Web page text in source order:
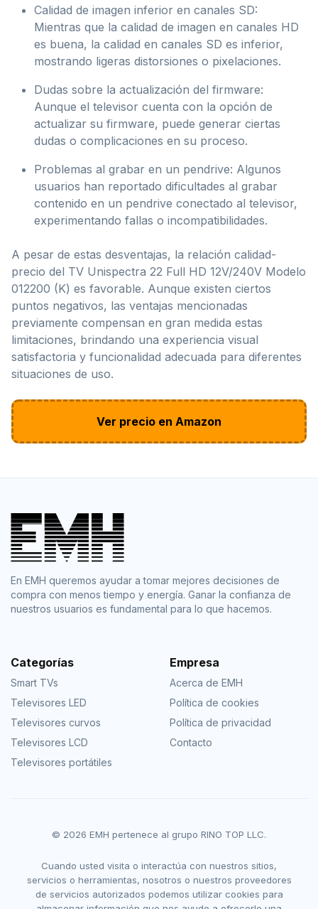
Calidad de imagen inferior en canales SD:
Mientras que la calidad de imagen en canales HD
es buena, la calidad en canales SD es inferior,
mostrando ligeras distorsiones o pixelaciones.
Dudas sobre la actualización del firmware:
Aunque el televisor cuenta con la opción de
actualizar su firmware, puede generar ciertas
dudas o complicaciones en su proceso.
Problemas al grabar en un pendrive: Algunos
usuarios han reportado dificultades al grabar
contenido en un pendrive conectado al televisor,
experimentando fallas o incompatibilidades.
A pesar de estas desventajas, la relación calidad-
precio del TV Unispectra 22 Full HD 12V/240V Modelo
012200 (K) es favorable. Aunque existen ciertos
puntos negativos, las ventajas mencionadas
previamente compensan en gran medida estas
limitaciones, brindando una experiencia visual
satisfactoria y funcionalidad adecuada para diferentes
situaciones de uso.
Ver precio en Amazon
En EMH queremos ayudar a tomar mejores decisiones de
compra con menos tiempo y energía. Ganar la confianza de
nuestros usuarios es fundamental para lo que hacemos.
Categorías
Smart TVs
Televisores LED
Televisores curvos
Televisores LCD
Televisores portátiles
Empresa
Acerca de EMH
Política de cookies
Política de privacidad
Contacto
© 2026 EMH pertenece al grupo RINO TOP LLC.
Cuando usted visita o interactúa con nuestros sitios,
servicios o herramientas, nosotros o nuestros proveedores
de servicios autorizados podemos utilizar cookies para